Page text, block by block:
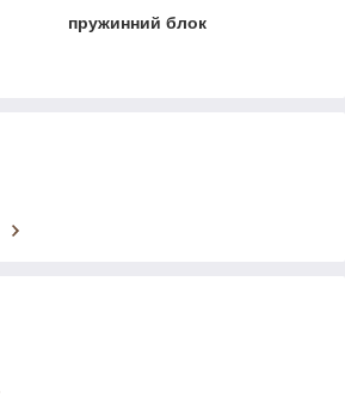
пружинний блок